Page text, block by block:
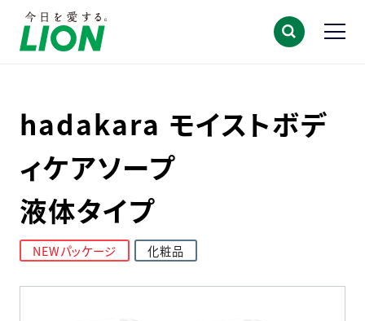
hadakara モイストボデ
ィケアソープ
液体タイプ
NEWパッケージ 化粧品